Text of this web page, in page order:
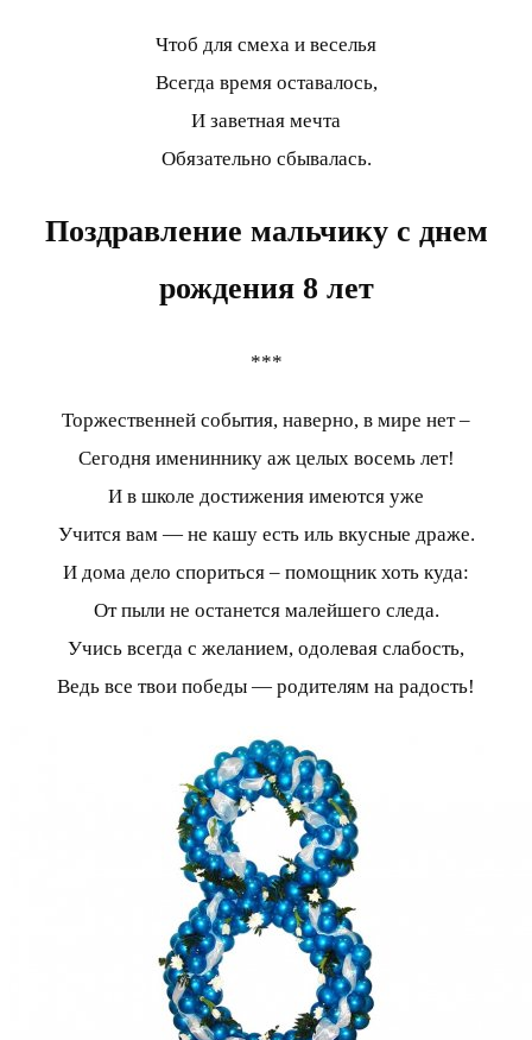
Чтоб для смеха и веселья
Всегда время оставалось,
И заветная мечта
Обязательно сбывалась.
Поздравление мальчику с днем
рождения 8 лет
***
Торжественней события, наверно, в мире нет –
Сегодня имениннику аж целых восемь лет!
И в школе достижения имеются уже
Учится вам — не кашу есть иль вкусные драже.
И дома дело спориться – помощник хоть куда:
От пыли не останется малейшего следа.
Учись всегда с желанием, одолевая слабость,
Ведь все твои победы — родителям на радость!